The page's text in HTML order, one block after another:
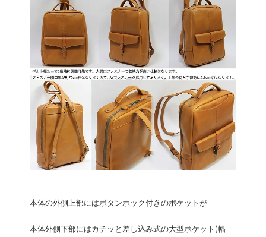
本体の外側上部にはボタンホック付きのポケットが
本体外側下部にはカチッと差し込み式の大型ポケット(幅